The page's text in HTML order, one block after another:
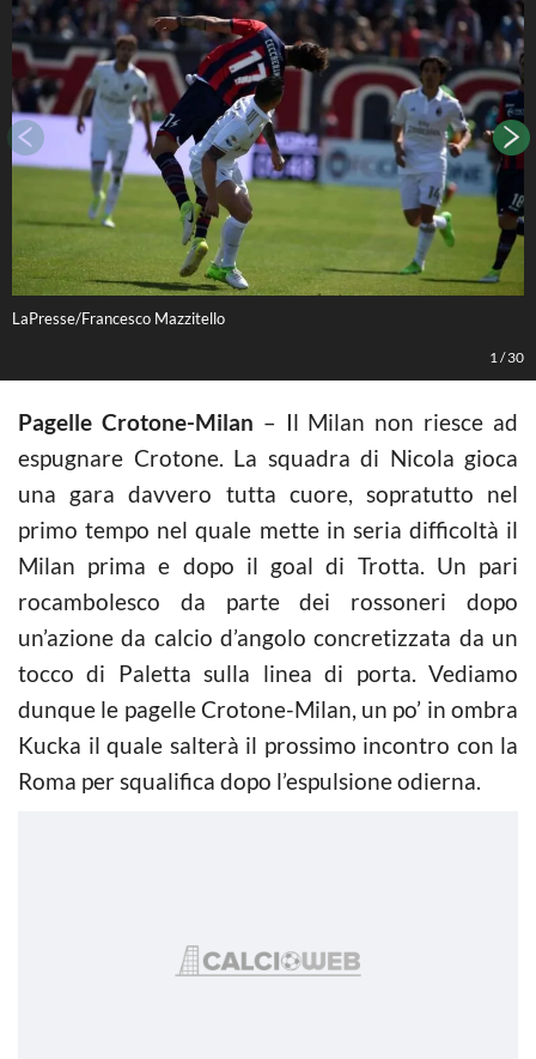
LaPresse/Francesco Mazzitello
1 /30
Pagelle Crotone-Milan – Il Milan non riesce ad
espugnare Crotone. La squadra di Nicola gioca
una gara davvero tutta cuore, sopratutto nel
primo tempo nel quale mette in seria difficoltà il
Milan prima e dopo il goal di Trotta. Un pari
rocambolesco da parte dei rossoneri dopo
un’azione da calcio d’angolo concretizzata da un
tocco di Paletta sulla linea di porta. Vediamo
dunque le pagelle Crotone-Milan, un po’ in ombra
Kucka il quale salterà il prossimo incontro con la
Roma per squalifica dopo l’espulsione odierna.